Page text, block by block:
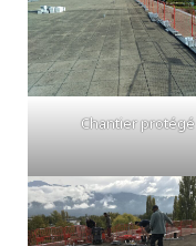
Chantier protégé